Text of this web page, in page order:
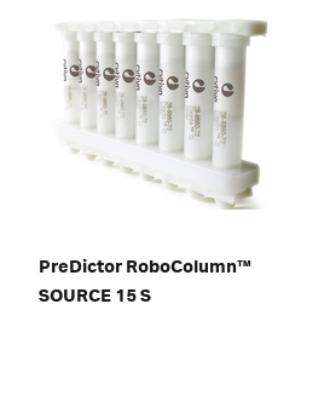
PreDictor RoboColumn™
SOURCE 15 S